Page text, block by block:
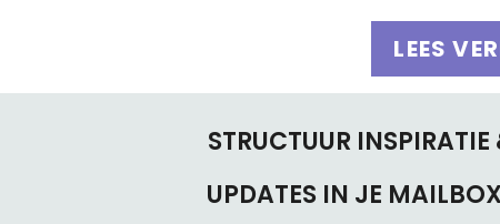
LEES
STRUCTUUR INSPIRATIE
UPDATES IN JE